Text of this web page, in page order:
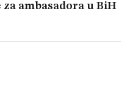
ambasadora u BiH